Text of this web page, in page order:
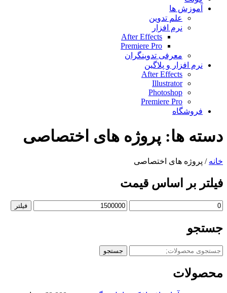
آموزش ها
علم تدوین
نرم افزار
After Effects
Premiere Pro
معرفی تدوینگران
نرم افزار و پلاگین
After Effects
Illustrator
Photoshop
Premiere Pro
فروشگاه
دسته ها: پروژه های اختصاصی
خانه / پروژه های اختصاصی
فیلتر بر اساس قیمت
حداقل
حداکثر
فیلتر
جستجو
جستجو
جستجو
محصولات